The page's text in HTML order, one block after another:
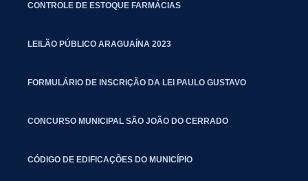
CONTROLE DE ESTOQUE FARMÁCIAS
LEILÃO PÚBLICO ARAGUAÍNA 2023
FORMULÁRIO DE INSCRIÇÃO DA LEI PAULO GUSTAVO
CONCURSO MUNICIPAL SÃO JOÃO DO CERRADO
CÓDIGO DE EDIFICAÇÕES DO MUNICÍPIO